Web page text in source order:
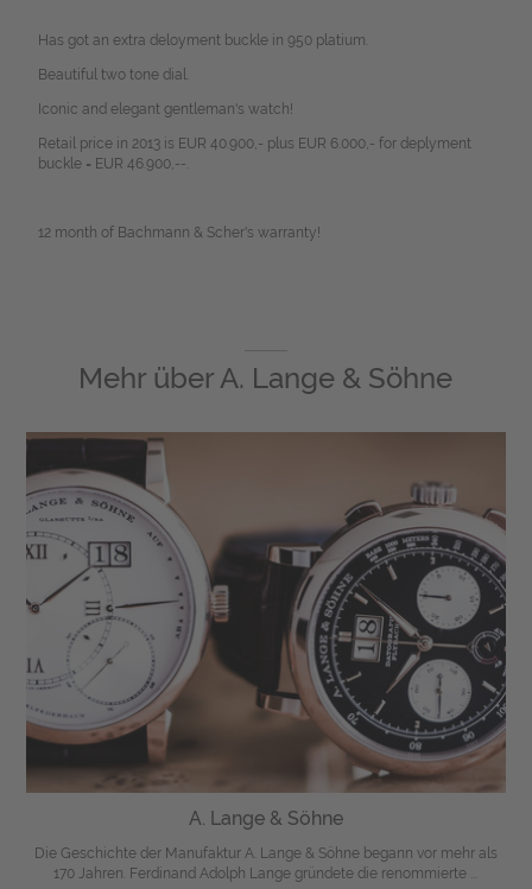
Has got an extra deloyment buckle in 950 platium.
Beautiful two tone dial.
Iconic and elegant gentleman's watch!
Retail price in 2013 is EUR 40.900,- plus EUR 6.000,- for deplyment
buckle = EUR 46.900,--.
12 month of Bachmann & Scher's warranty!
Mehr überA. Lange & Söhne
A. Lange & Söhne
Die Geschichte der Manufaktur A. Lange & Söhne begann vor mehr als
170 Jahren. Ferdinand Adolph Lange gründete die renommierte ...